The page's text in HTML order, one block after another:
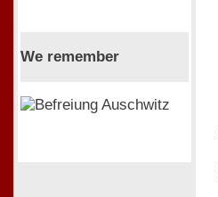
We remember